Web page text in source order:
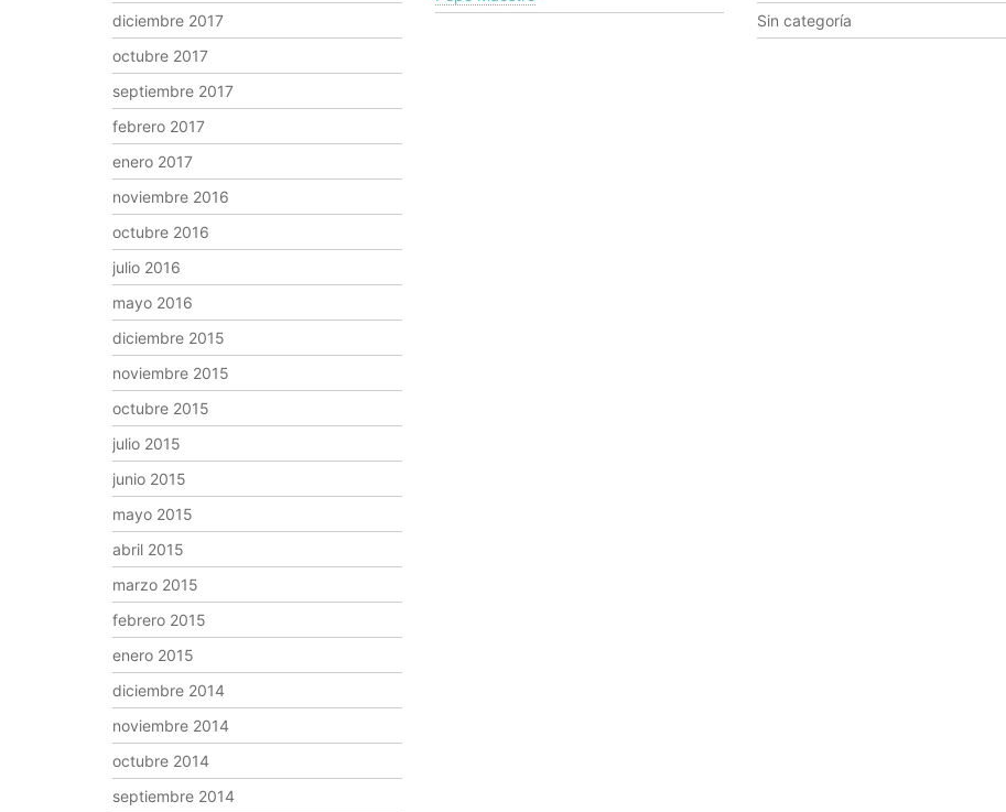
diciembre 2017
octubre 2017
septiembre 2017
febrero 2017
enero 2017
noviembre 2016
octubre 2016
julio 2016
mayo 2016
diciembre 2015
noviembre 2015
octubre 2015
julio 2015
junio 2015
mayo 2015
abril 2015
marzo 2015
febrero 2015
enero 2015
diciembre 2014
noviembre 2014
octubre 2014
septiembre 2014
Sin categoría